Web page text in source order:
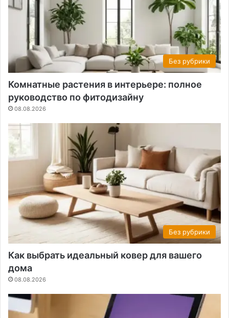
Без рубрики
Комнатные растения в интерьере: полное
руководство по фитодизайну
08.08.2026
Без рубрики
Как выбрать идеальный ковер для вашего
дома
08.08.2026